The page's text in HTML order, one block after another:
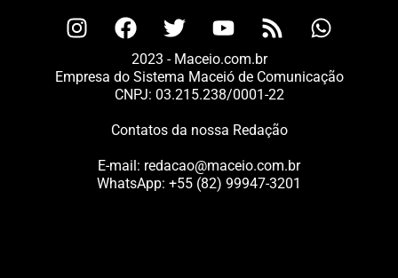
2023 - Maceio.com.br
Empresa do Sistema Maceió de Comunicação
CNPJ: 03.215.238/0001-22
Contatos da nossa Redação
E-mail: redacao@maceio.com.br
WhatsApp: +55 (82) 99947-3201